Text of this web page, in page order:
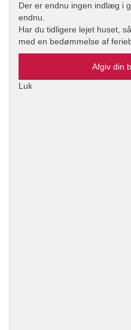
Der er endnu ingen indlæg i
endnu.
Har du tidligere lejet huset,
med en bedømmelse af
Afgiv din
Luk